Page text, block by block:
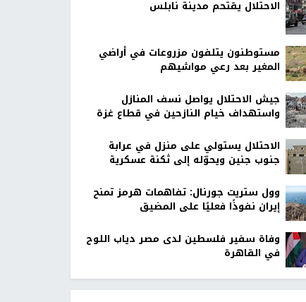
الاحتلال يقتحم مدينة نابلس
مستوطنون يتلفون مزروعات في أراضي
المغير بعد رعي مواشيهم
جيش الاحتلال يواصل نسف المنازل
واستهداف خيام النازحين في قطاع غزة
الاحتلال يستولي على منزل في عرابة
جنوب جنين ويحوّله إلى ثكنة عسكرية
وول ستريت جورنال: تفاهمات هرمز تمنح
إيران نفوذًا فعليًا على المضيق
وفاة سفير فلسطين لدى مصر دياب اللوح
في القاهرة